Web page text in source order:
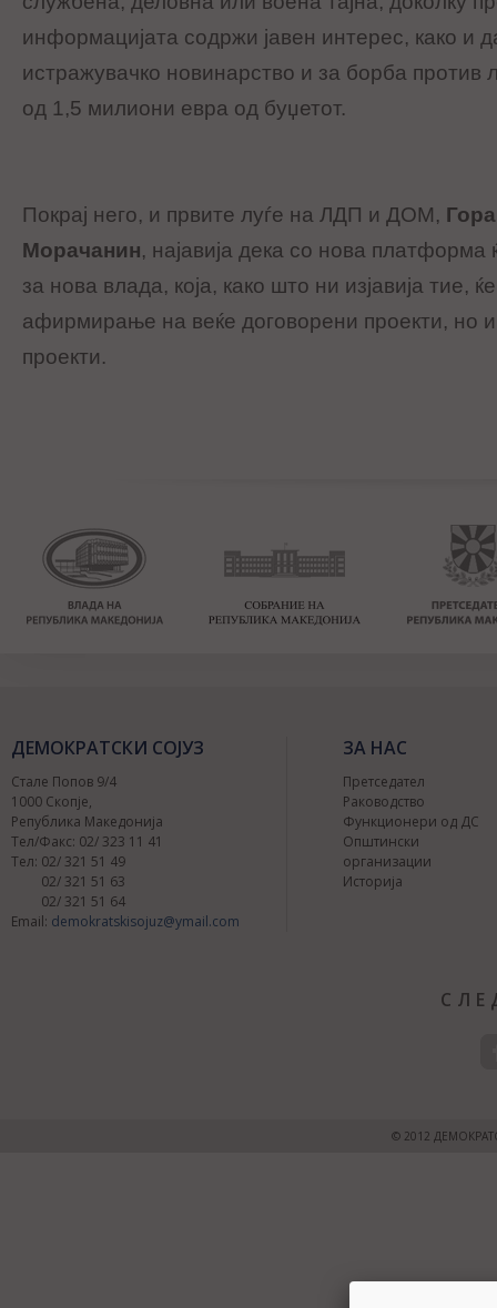
информацијата содржи јавен интерес, како и
истражувачко новинарство и за борба против
од 1,5 милиони евра од буџетот.
Покрај него, и првите луѓе на ЛДП и ДОМ,
Морачанин, најавија дека со нова платформа
за нова влада, која, како што ни изјавија тие,
афирмирање на веќе договорени проекти, но
проекти.
ДЕМОКРАТСКИ СОЈУЗ
Стале Попов 9/4
1000 Скопје,
Република Македонија
Тел/Факс: 02/ 323 11 41
Тел: 02/ 321 51 49
02/ 321 51 63
02/ 321 51 64
Email: demokratskisojuz@ymail.com
ЗА НАС
Претседател
Раководство
Функционери од ДС
Општински
организации
Историја
© 2012